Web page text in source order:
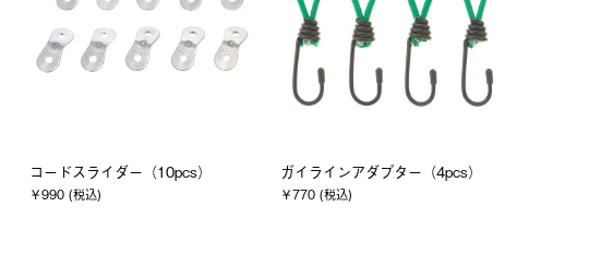
コードスライダー（10pcs）
￥990 (税込)
ガイラインアダプター（4pcs）
￥770 (税込)